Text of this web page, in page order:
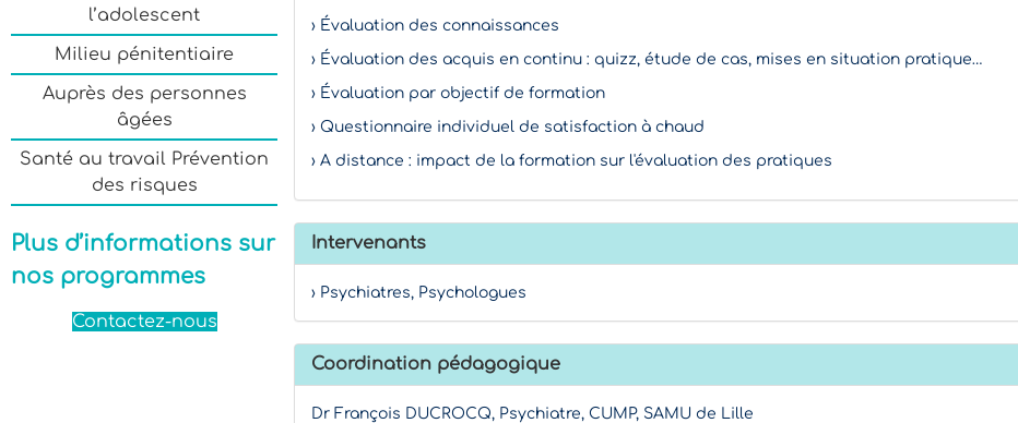
l’adolescent
Milieu pénitentiaire
Auprès des personnes
âgées
Santé au travail Prévention
des risques
Plus d’informations sur
nos programmes
Contactez-nous
› Évaluation des connaissances
› Évaluation des acquis en continu : quizz, étude de cas, mises en situation pratique…
› Évaluation par objectif de formation
› Questionnaire individuel de satisfaction à chaud
› A distance : impact de la formation sur l'évaluation des pratiques
Intervenants
› Psychiatres, Psychologues
Coordination pédagogique
Dr François DUCROCQ, Psychiatre, CUMP, SAMU de Lille